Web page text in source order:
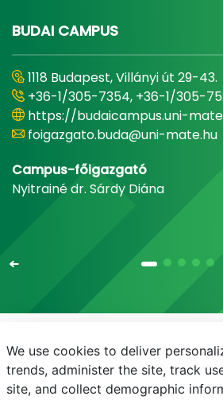
BUDAI CAMPUS
1118 Budapest, Villányi út 29-43.
+36-1/305-7354, +36-1/305-
https://budaicampus.uni-
foigazgato.buda@uni-mate.hu
Campus-főigazgató
Nyitrainé dr. Sárdy Diána
E-mail Telefonkönyv
Bejelentkezés
We use cookies to deliver
trends, administer the site, track
site, and collect demographic